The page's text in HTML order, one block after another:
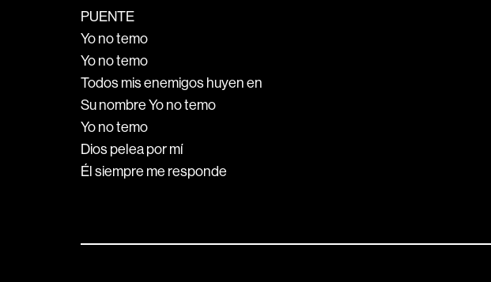
PUENTE
Yo no temo
Yo no temo
Todos mis enemigos huyen en
Su nombre Yo no temo
Yo no temo
Dios pelea por mí
Él siempre me responde